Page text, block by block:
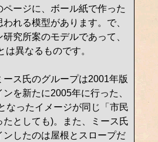
ージに、ボール紙で作った
れる模型があります。で、
究所案のモデルであって、
は異なるものです。
ス氏のグループは2001年版
を新たに2005年に行った、
なったイメージが同じ「市民
としても)。また、ミース氏
ンしたのは屋根とスロープだ